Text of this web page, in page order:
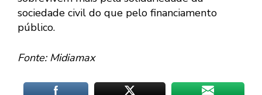
sociedade civil do que pelo financiamento
público.
Fonte: Midiamax